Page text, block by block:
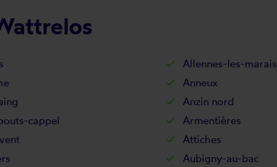
Allennes-les-marais
Anneux
Anzin nord
cappel
Armentières
Attiches
Aubigny-au-bac